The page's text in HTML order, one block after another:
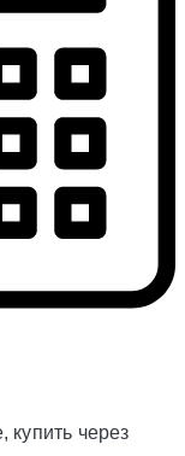
через